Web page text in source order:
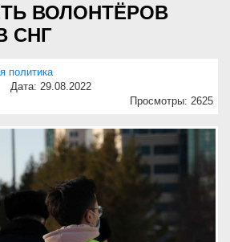
ВОЛОНТЁРОВ
СНГ
политика
Дата: 29.08.2022
Просмотры: 2625